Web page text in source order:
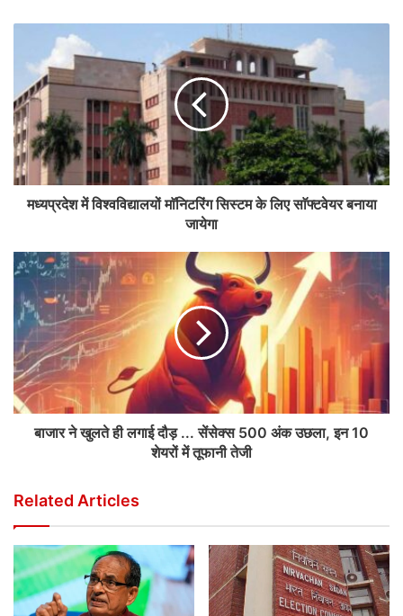
मध्यप्रदेश में विश्वविद्यालयों माॅनिटरिंग सिस्टम के लिए साॅफ्टवेयर बनाया
जायेगा
बाजार ने खुलते ही लगाई दौड़ ... सेंसेक्स 500 अंक उछला, इन 10
शेयरों में तूफानी तेजी
Related Articles